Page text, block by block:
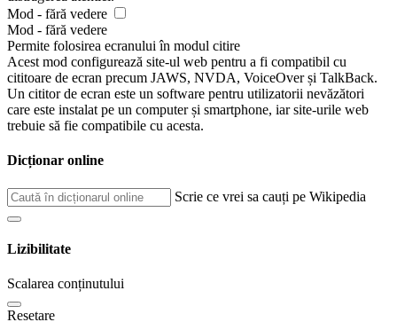
Mod - fără vedere
Mod - fără vedere
Permite folosirea ecranului în modul citire
Acest mod configurează site-ul web pentru a fi compatibil cu
cititoare de ecran precum JAWS, NVDA, VoiceOver și TalkBack.
Un cititor de ecran este un software pentru utilizatorii nevăzători
care este instalat pe un computer și smartphone, iar site-urile web
trebuie să fie compatibile cu acesta.
Dicționar online
Scrie ce vrei sa cauți pe Wikipedia
Lizibilitate
Scalarea conținutului
Resetare